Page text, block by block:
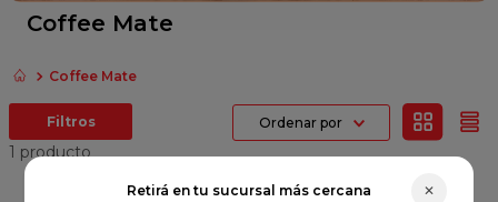
Retirá en tu sucursal más cercana ✕
Coffee Mate
Coffee Mate
Ordenar por
1 producto
Error
queso
arroz